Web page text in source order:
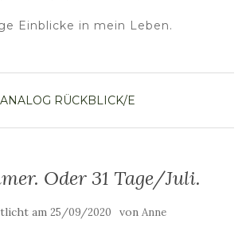
Einblicke in mein Leben.
ANALOG RÜCKBLICK/E
Oder 31 Tage/Juli.
am 25/09/2020 von Anne